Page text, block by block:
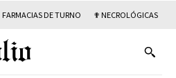
FARMACIAS DE TURNO ✟ NECROLÓGICAS